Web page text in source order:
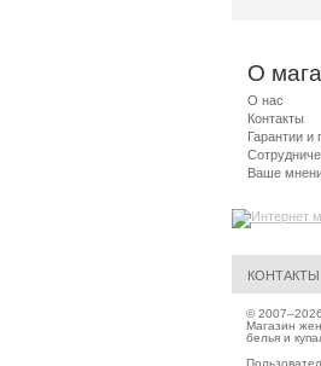
О
О нас
Контакты
Гарантии
Ваше
КОНТАКТЫ
©
Магазин
белья и